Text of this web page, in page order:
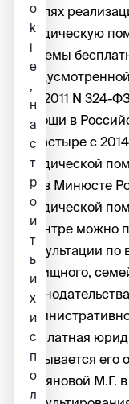
В целях
юридическую
системы
21.11.2011 N
помощи в
монастыре с
юридической
77/6 в Минюсте
юридической
В центре можно
консультации
жилищного,
Бесплатная
оказывается
Лукьяновой М.Г.
o
k
i
e
,
н
а
с
т
р
о
и
т
ь
и
х
и
с
п
о
л